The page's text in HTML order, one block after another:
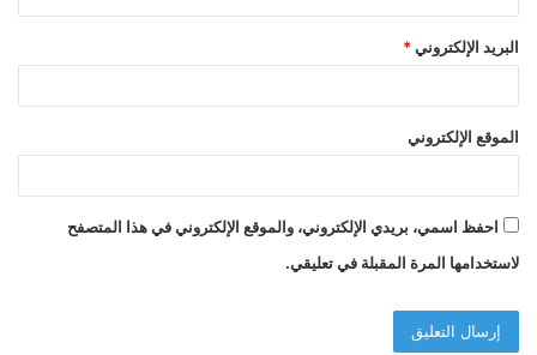
البريد الإلكتروني *
الموقع الإلكتروني
احفظ اسمي، بريدي الإلكتروني، والموقع الإلكتروني في هذا المتصفح
لاستخدامها المرة المقبلة في تعليقي.